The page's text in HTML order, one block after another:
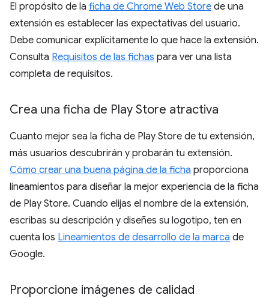
El propósito de la ficha de Chrome Web Store de una
extensión es establecer las expectativas del usuario.
Debe comunicar explícitamente lo que hace la extensión.
Consulta Requisitos de las fichas para ver una lista
completa de requisitos.
Crea una ficha de Play Store atractiva
Cuanto mejor sea la ficha de Play Store de tu extensión,
más usuarios descubrirán y probarán tu extensión.
Cómo crear una buena página de la ficha proporciona
lineamientos para diseñar la mejor experiencia de la ficha
de Play Store. Cuando elijas el nombre de la extensión,
escribas su descripción y diseñes su logotipo, ten en
cuenta los Lineamientos de desarrollo de la marca de
Google.
Proporcione imágenes de calidad